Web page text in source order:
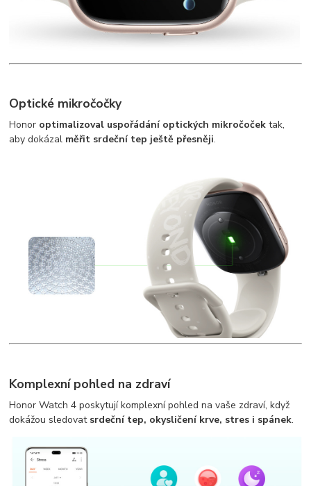
Optické mikročočky
Honor optimalizoval uspořádání optických mikročoček tak,
aby dokázal měřit srdeční tep ještě přesněji.
Komplexní pohled na zdraví
Honor Watch 4 poskytují komplexní pohled na vaše zdraví, když
dokážou sledovat srdeční tep, okysličení krve, stres i spánek.